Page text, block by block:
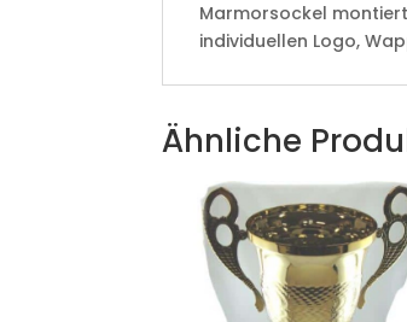
Marmorsockel
individuellen Logo,
Ähnliche